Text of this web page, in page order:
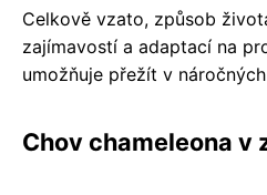
Celkově vzato, způsob
zajímavostí a adaptací na
umožňuje přežít v
Chov chameleona v